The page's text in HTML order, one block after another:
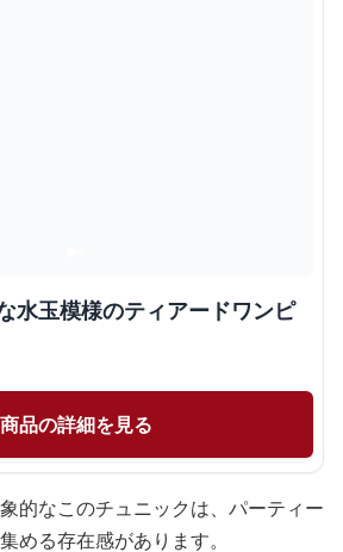
水玉模様のティアードワンピ
商品の詳細を見る
的なこのチュニックは、パーティー
める存在感があります。